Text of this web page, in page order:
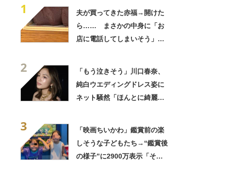
1
夫が買ってきた赤福→開けた
ら…… まさかの中身に「お
店に電話してしまいそう」
2
「もう泣きそう」川口春奈、
純白ウエディングドレス姿に
ネット騒然「ほんとに綺麗」
3
「映画ちいかわ」鑑賞前の楽
しそうな子どもたち→“鑑賞後
の様子”に2900万表示「そう